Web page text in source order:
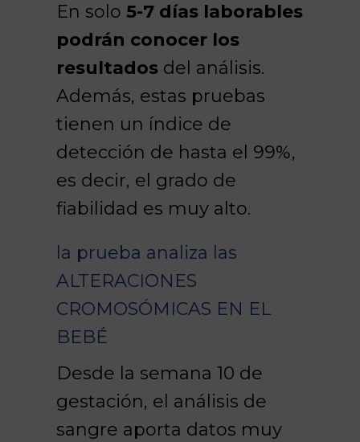
En solo 5-7 días laborables
podrán conocer los
resultados del análisis.
Además, estas pruebas
tienen un índice de
detección de hasta el 99%,
es decir, el grado de
fiabilidad es muy alto.
la prueba analiza las
ALTERACIONES
CROMOSÓMICAS EN EL
BEBÉ
Desde la semana 10 de
gestación, el análisis de
sangre aporta datos muy